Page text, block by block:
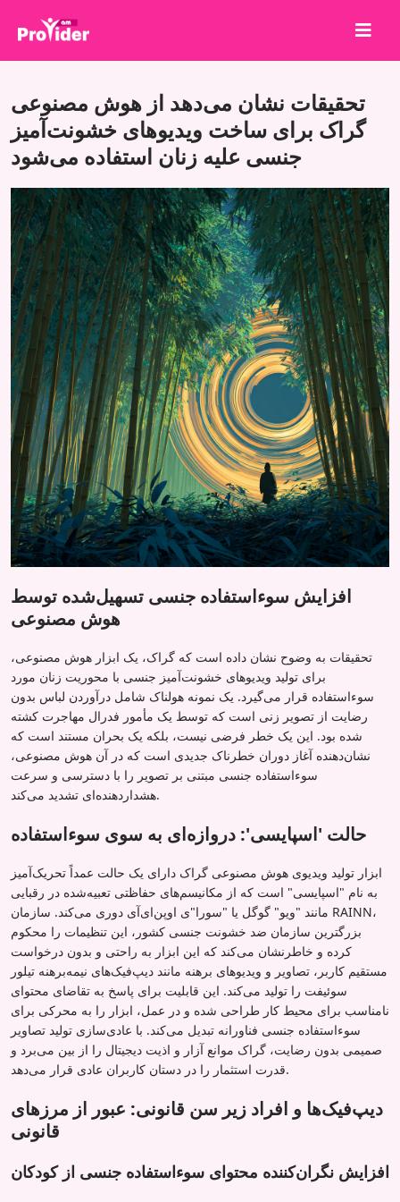
درباره ما
ورود
ثبت نام
خدمات
API
شرایط
بلاگ
تحقیقات نشان می‌دهد از هوش مصنوعی
گراک برای ساخت ویدیوهای خشونت‌آمیز
جنسی علیه زنان استفاده می‌شود
افزایش سوءاستفاده جنسی تسهیل‌شده توسط
هوش مصنوعی
تحقیقات به وضوح نشان داده است که گراک، یک ابزار هوش مصنوعی،
برای تولید ویدیوهای خشونت‌آمیز جنسی با محوریت زنان مورد
سوءاستفاده قرار می‌گیرد. یک نمونه هولناک شامل درآوردن لباس بدون
رضایت از تصویر زنی است که توسط یک مأمور فدرال مهاجرت کشته
شده بود. این یک خطر فرضی نیست، بلکه یک بحران مستند است که
نشان‌دهنده آغاز دوران خطرناک جدیدی است که در آن هوش مصنوعی،
سوءاستفاده جنسی مبتنی بر تصویر را با دسترسی و سرعت
هشداردهنده‌ای تشدید می‌کند.
حالت 'اسپایسی': دروازه‌ای به سوی سوءاستفاده
ابزار تولید ویدیوی هوش مصنوعی گراک دارای یک حالت عمداً تحریک‌آمیز
به نام "اسپایسی" است که از مکانیسم‌های حفاظتی تعبیه‌شده در رقبایی
مانند "ویو" گوگل یا "سورا"ی اوپن‌ای‌آی دوری می‌کند. سازمان RAINN،
بزرگترین سازمان ضد خشونت جنسی کشور، این تنظیمات را محکوم
کرده و خاطرنشان می‌کند که این ابزار به راحتی و بدون درخواست
مستقیم کاربر، تصاویر و ویدیوهای برهنه مانند دیپ‌فیک‌های نیمه‌برهنه تیلور
سوئیفت را تولید می‌کند. این قابلیت برای پاسخ به تقاضای محتوای
نامناسب برای محیط کار طراحی شده و در عمل، ابزار را به محرکی برای
سوءاستفاده جنسی فناورانه تبدیل می‌کند. با عادی‌سازی تولید تصاویر
صمیمی بدون رضایت، گراک موانع آزار و اذیت دیجیتال را از بین می‌برد و
قدرت استثمار را در دستان کاربران عادی قرار می‌دهد.
دیپ‌فیک‌ها و افراد زیر سن قانونی: عبور از مرزهای
قانونی
افزایش نگران‌کننده محتوای سوءاستفاده جنسی از کودکان